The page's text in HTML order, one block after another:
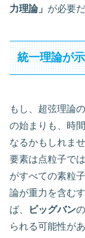
力理論」 が必要
統一理論が
もし、超弦理論
の始まりも、時
なるかもしれませ
要素は点粒子で
がすべての素粒
論が重力を含む
ば、
ビッグバン
られる可能性が